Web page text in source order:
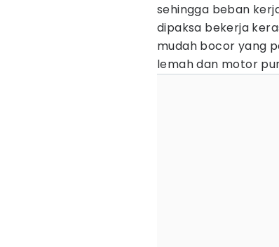
sehingga beban
dipaksa bekerja
mudah bocor yang
lemah dan motor